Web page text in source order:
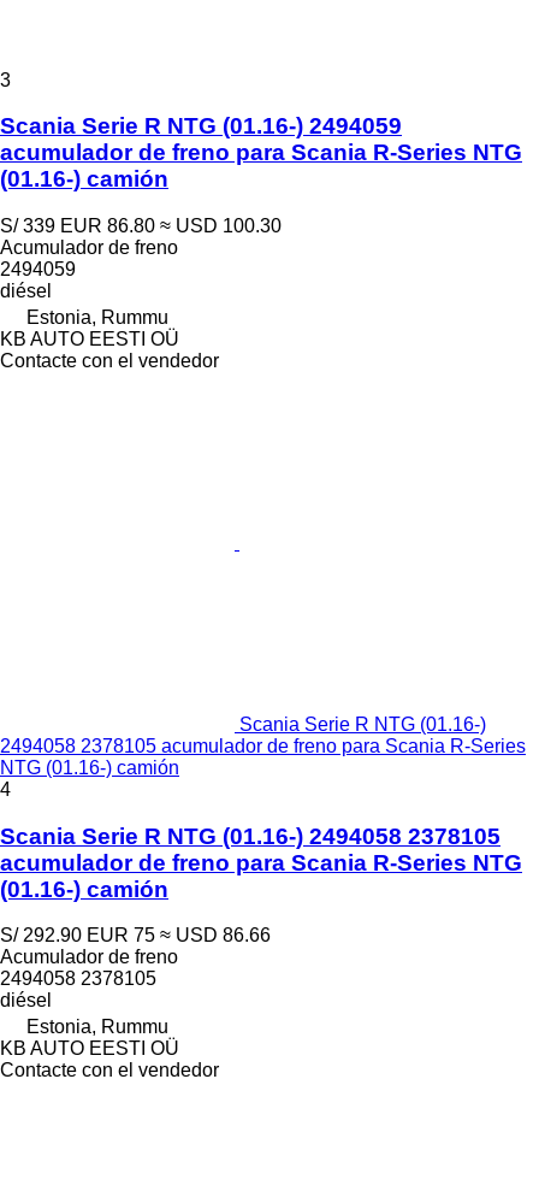
3
Scania Serie R NTG (01.16-) 2494059
acumulador de freno para Scania R-Series NTG
(01.16-) camión
S/ 339 EUR 86.80 ≈ USD 100.30
Acumulador de freno
2494059
diésel
Estonia, Rummu
KB AUTO EESTI OÜ
Contacte con el vendedor
Scania Serie R NTG (01.16-)
2494058 2378105 acumulador de freno para Scania R-Series
NTG (01.16-) camión
4
Scania Serie R NTG (01.16-) 2494058 2378105
acumulador de freno para Scania R-Series NTG
(01.16-) camión
S/ 292.90 EUR 75 ≈ USD 86.66
Acumulador de freno
2494058 2378105
diésel
Estonia, Rummu
KB AUTO EESTI OÜ
Contacte con el vendedor